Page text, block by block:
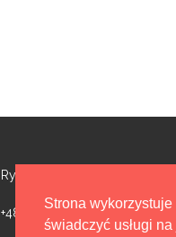
Rydzyny 89b, 95-200
+48 502-210-132
Strona
świadczyć usługi